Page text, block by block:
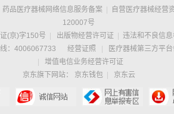
药品医疗器械网络信息服务备案 自营医疗器械经营
120007号
(京)字150号
出版物经营许可证
违法和不良信
：4006067733 经营证照 医疗器械第三方平
增值电信业务经营许可证
京东旗下网站：
京东钱包 京东云